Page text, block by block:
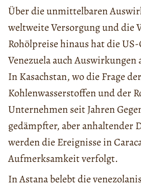
Über die unmittelbaren
weltweite Versorgung und die
Rohölpreise hinaus hat die
Venezuela auch
In Kasachstan, wo die Frage
Kohlenwasserstoffen und der
Unternehmen seit Jahren
gedämpfter, aber anhaltender
werden die Ereignisse in
Aufmerksamkeit verfolgt.
In Astana belebt die